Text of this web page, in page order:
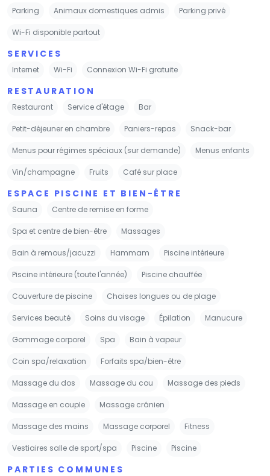
Parking Animaux domestiques admis Parking privé
Wi-Fi disponible partout
SERVICES
Internet Wi-Fi Connexion Wi-Fi gratuite
RESTAURATION
Restaurant Service d'étage Bar
Petit-déjeuner en chambre Paniers-repas Snack-bar
Menus pour régimes spéciaux (sur demande) Menus enfants
Vin/champagne Fruits Café sur place
ESPACE PISCINE ET BIEN-ÊTRE
Sauna Centre de remise en forme
Spa et centre de bien-être Massages
Bain à remous/jacuzzi Hammam Piscine intérieure
Piscine intérieure (toute l'année) Piscine chauffée
Couverture de piscine Chaises longues ou de plage
Services beauté Soins du visage Épilation Manucure
Gommage corporel Spa Bain à vapeur
Coin spa/relaxation Forfaits spa/bien-être
Massage du dos Massage du cou Massage des pieds
Massage en couple Massage crânien
Massage des mains Massage corporel Fitness
Vestiaires salle de sport/spa Piscine Piscine
PARTIES COMMUNES